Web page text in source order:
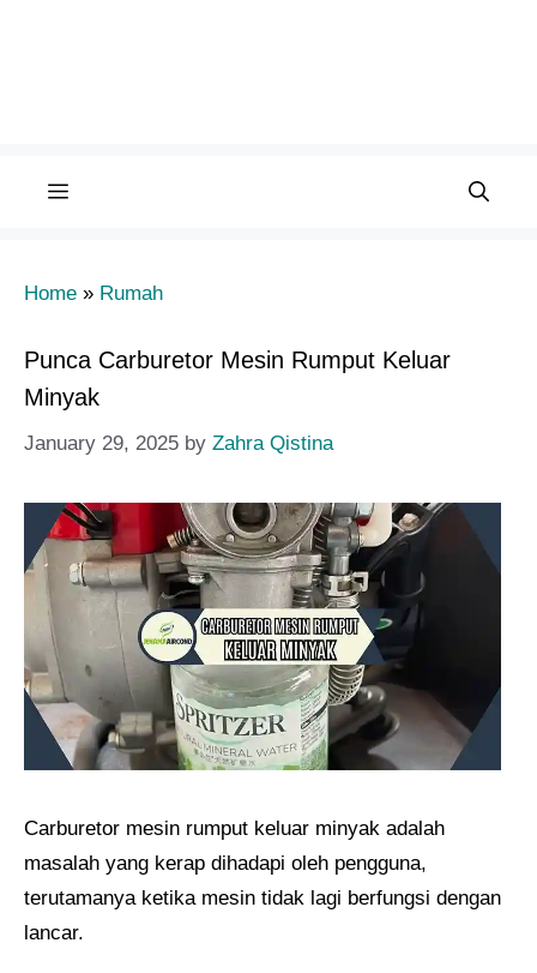
Menu
Home » Rumah
Punca Carburetor Mesin Rumput Keluar
Minyak
January 29, 2025 by Zahra Qistina
Carburetor mesin rumput keluar minyak adalah
masalah yang kerap dihadapi oleh pengguna,
terutamanya ketika mesin tidak lagi berfungsi dengan
lancar.